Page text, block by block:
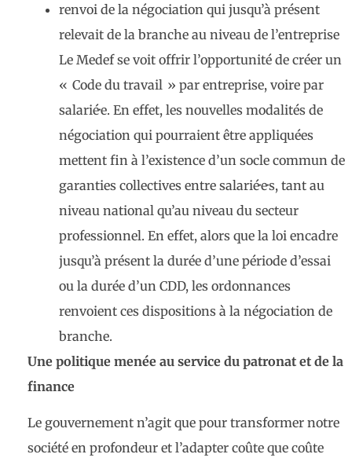
renvoi de la négociation qui jusqu’à présent
relevait de la branche au niveau de l’entreprise
Le Medef se voit offrir l’opportunité de créer un
« Code du travail » par entreprise, voire par
salarié·e. En effet, les nouvelles modalités de
négociation qui pourraient être appliquées
mettent fin à l’existence d’un socle commun de
garanties collectives entre salarié·e·s, tant au
niveau national qu’au niveau du secteur
professionnel. En effet, alors que la loi encadre
jusqu’à présent la durée d’une période d’essai
ou la durée d’un CDD, les ordonnances
renvoient ces dispositions à la négociation de
branche.
Une politique menée au service du patronat et de la
finance
Le gouvernement n’agit que pour transformer notre
société en profondeur et l’adapter coûte que coûte